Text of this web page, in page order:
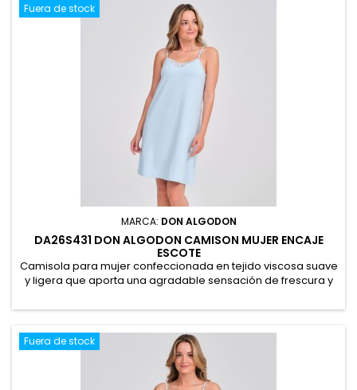
Fuera de stock
MARCA: DON ALGODON
DA26S431 DON ALGODON CAMISON MUJER ENCAJE
ESCOTE
Camisola para mujer confeccionada en tejido viscosa suave
y ligera que aporta una agradable sensación de frescura y
tirantes regulables para un ajuste perfecto. Presentación en
Fuera de stock